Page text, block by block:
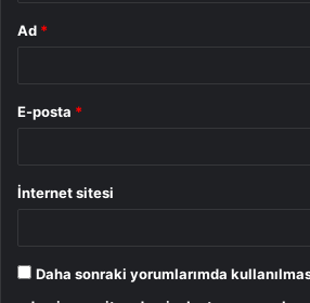
Ad *
E-posta *
İnternet sitesi
Daha sonraki yorumlarımda